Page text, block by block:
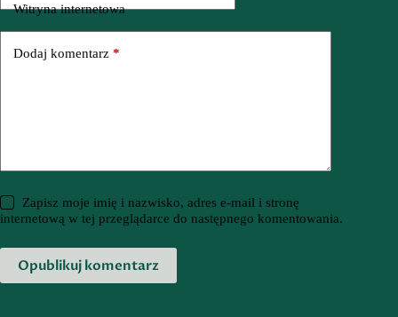
Witryna internetowa
Dodaj komentarz *
Zapisz moje imię i nazwisko, adres e-mail i stronę
internetową w tej przeglądarce do następnego komentowania.
Opublikuj komentarz